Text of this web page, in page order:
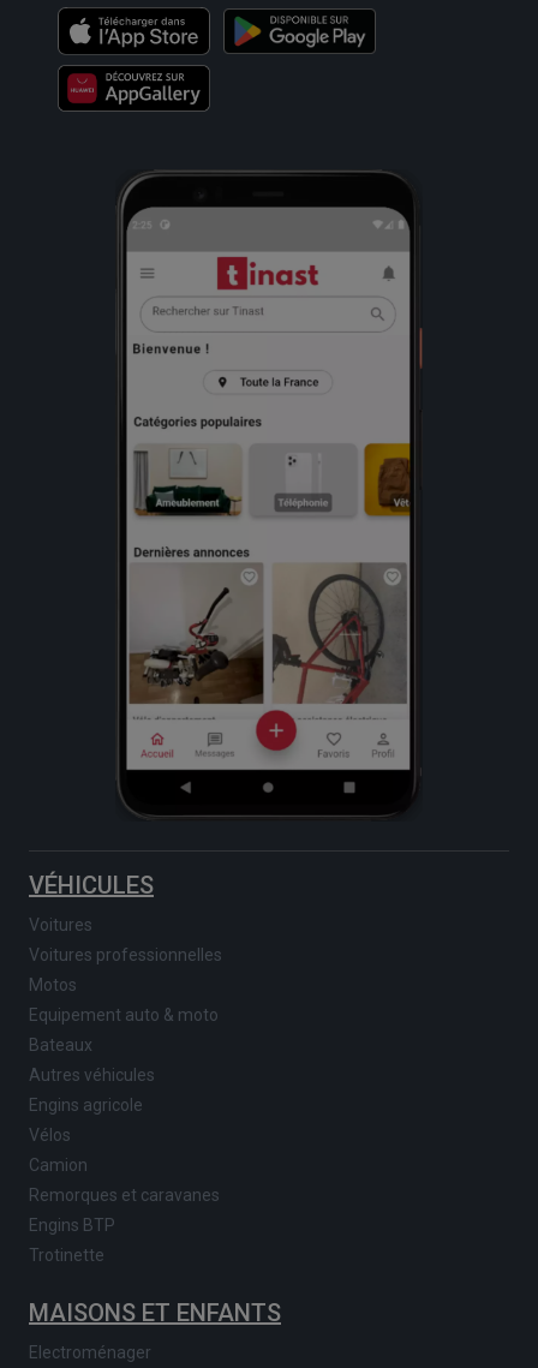
VÉHICULES
Voitures
Voitures professionnelles
Motos
Equipement auto & moto
Bateaux
Autres véhicules
Engins agricole
Vélos
Camion
Remorques et caravanes
Engins BTP
Trotinette
MAISONS ET ENFANTS
Electroménager